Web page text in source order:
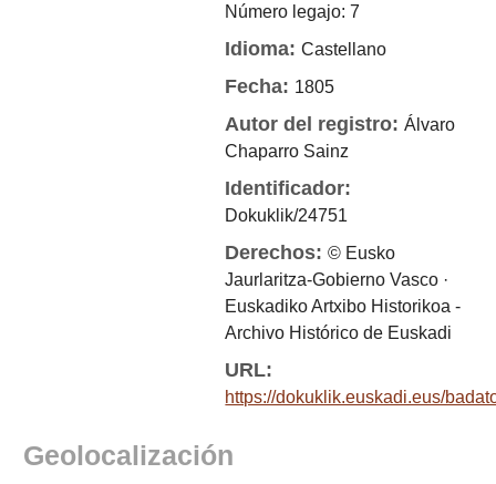
Número legajo: 7
Idioma:Castellano
Fecha: 1805
Autor del registro:Álvaro
Chaparro Sainz
Identificador:
Dokuklik/24751
Derechos:© Eusko
Jaurlaritza-Gobierno Vasco ·
Euskadiko Artxibo Historikoa -
Archivo Histórico de Euskadi
URL:
https://dokuklik.euskadi.eus/
Geolocalización